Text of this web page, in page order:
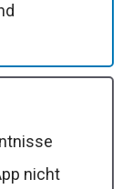
nicht